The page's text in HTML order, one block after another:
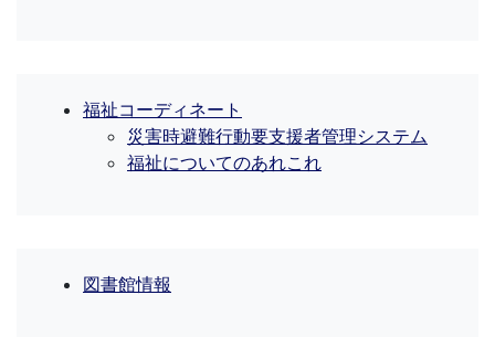
福祉コーディネート
災害時避難行動要支援者管理システム
福祉についてのあれこれ
図書館情報